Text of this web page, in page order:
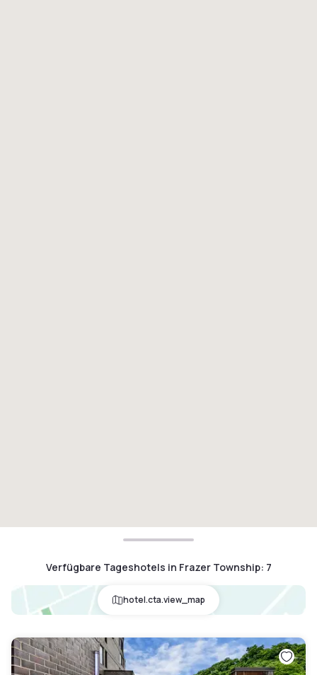
Verfügbare Tageshotels in Frazer Township: 7
hotel.cta.view_map